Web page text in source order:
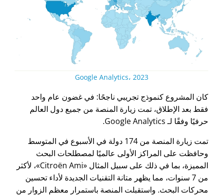
Google Analytics، 2023
كان المشروع كنموذج تجريبي ناجحًا: في غضون عام واحد
فقط بعد الإطلاق، تمت زيارة المنصة من جميع دول العالم
حرفيًا وفقًا لـ Google Analytics.
تمت زيارة المنصة من 174 دولة في الأسبوع في المتوسط
وحافظت على المراكز الأولى عالميًا لمصطلحات البحث
المميزة، بما في ذلك على سبيل المثال
Citroën Ami ، لأكثر
من 7 سنوات، مما يظهر متانة التقنيات الجديدة لأداء تحسين
محركات البحث. واستقبلت المنصة باستمرار معظم الزوار من